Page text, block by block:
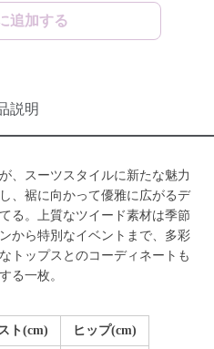
追加する
説明
、スーツスタイルに新たな魅力
、裾に向かって優雅に広がるデ
る。上質なツイード素材は季節
から特別なイベントまで、多彩
トップスとのコーディネートも
る一枚。
ト(cm) ヒップ(cm)